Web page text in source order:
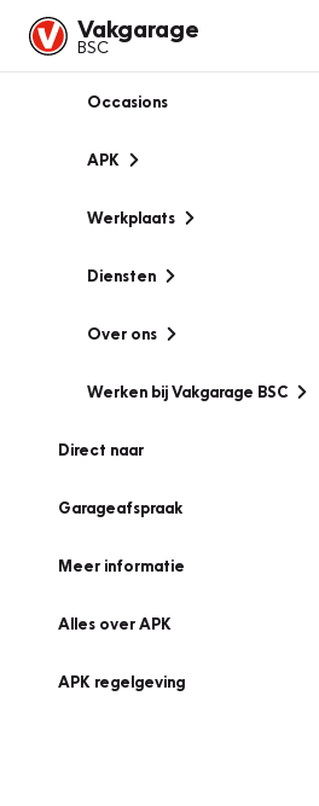
Vakgarage
BSC
Occasions
APK
Werkplaats
Diensten
Over ons
Werken bij Vakgarage BSC
Direct naar
Garageafspraak
Meer informatie
Alles over APK
APK regelgeving